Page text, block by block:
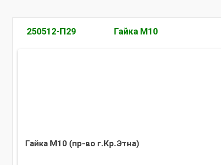
250512-П29 Гайка М10
Гайка М10 (пр-во г.Кр.Этна)